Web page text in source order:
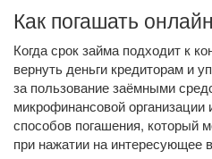
Как погашать
Когда срок займа подходит к
вернуть деньги кредиторам и
за пользование заёмными
микрофинансовой организации
способов погашения, который
при нажатии на интересующее